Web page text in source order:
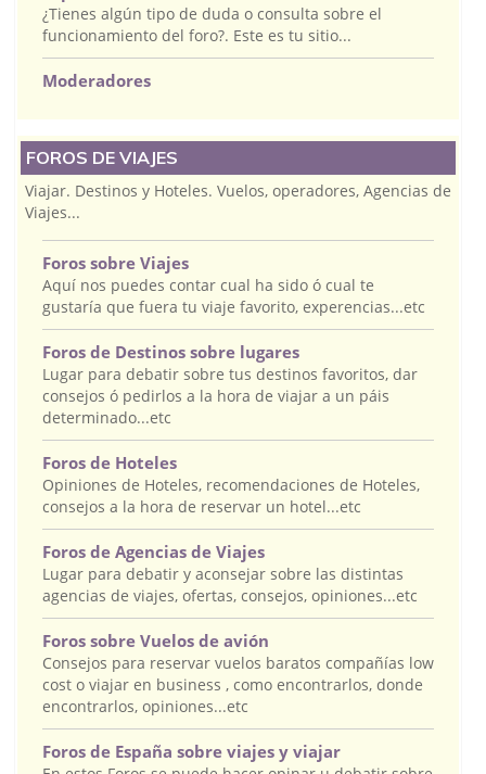
¿Tienes algún tipo de duda o consulta sobre el
funcionamiento del foro?. Este es tu sitio...
Moderadores
FOROS DE VIAJES
Viajar. Destinos y Hoteles. Vuelos, operadores, Agencias de
Viajes...
Foros sobre Viajes
Aquí nos puedes contar cual ha sido ó cual te
gustaría que fuera tu viaje favorito, experencias...etc
Foros de Destinos sobre lugares
Lugar para debatir sobre tus destinos favoritos, dar
consejos ó pedirlos a la hora de viajar a un páis
determinado...etc
Foros de Hoteles
Opiniones de Hoteles, recomendaciones de Hoteles,
consejos a la hora de reservar un hotel...etc
Foros de Agencias de Viajes
Lugar para debatir y aconsejar sobre las distintas
agencias de viajes, ofertas, consejos, opiniones...etc
Foros sobre Vuelos de avión
Consejos para reservar vuelos baratos compañías low
cost o viajar en business , como encontrarlos, donde
encontrarlos, opiniones...etc
Foros de España sobre viajes y viajar